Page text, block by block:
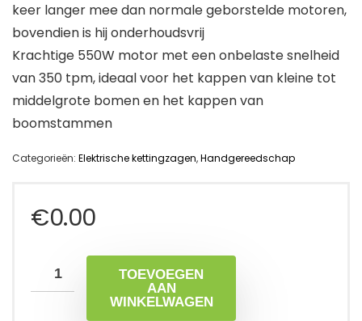
keer langer mee dan normale geborstelde motoren,
bovendien is hij onderhoudsvrij
Krachtige 550W motor met een onbelaste snelheid
van 350 tpm, ideaal voor het kappen van kleine tot
middelgrote bomen en het kappen van
boomstammen
Categorieën: Elektrische kettingzagen,Handgereedschap
€0.00
TOEVOEGEN
AAN
WINKELWAGEN